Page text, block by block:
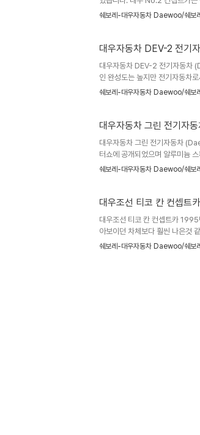
니다. DACC-2처럼 기존 메커니
스페이스 프레임으로 만들어 경
쉐보레-대우자동차 Daewoo/쉐보
대우자동차 DEV-2 전기
대우자동차 DEV-2 전기자동차
인 완성도는 높지만 전기자동차
가속 13초의 성능을 냈고 신형
쉐보레-대우자동차 Daewoo/쉐보
대우자동차 그린 전기자
대우자동차 그린 전기자동차
터쇼에 공개되었으며 알루미늄
델을 선보였습니다. 대우자동차
카. 1995년 모터쇼장에 나온 그
쉐보레-대우자동차 Daewoo/쉐보
대우조선 티코 칸 컨셉
대우조선 티코 칸 컨셉트카
아보이던 차체보다 훨씬 나은것
간 카비전
쉐보레-대우자동차 Daewoo/쉐보